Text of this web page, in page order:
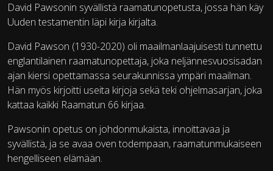
David Pawsonin syvällistä raamatunopetusta, jossa hän käy
Uuden testamentin läpi kirja kirjalta.
David Pawson (1930-2020) oli maailmanlaajuisesti tunnettu
englantilainen raamatunopettaja, joka neljännesvuosisadan
ajan kiersi opettamassa seurakunnissa ympäri maailman.
Hän myös kirjoitti useita kirjoja sekä teki ohjelmasarjan, joka
kattaa kaikki Raamatun 66 kirjaa.
Pawsonin opetus on johdonmukaista, innoittavaa ja
syvällistä, ja se avaa oven todempaan, raamatunmukaiseen
hengelliseen elämään.